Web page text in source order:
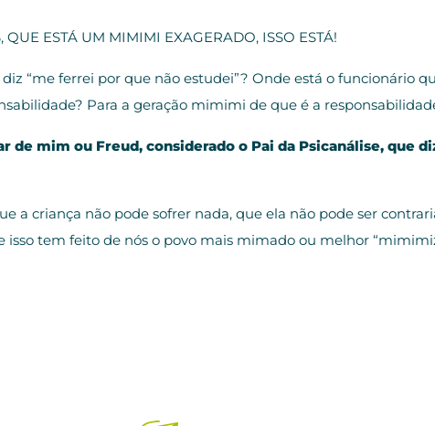
ESTÁ UM MIMIMI EXAGERADO, ISSO ESTÁ!
“me ferrei por que não estudei”? Onde está o funcionário
Para a geração mimimi de que é a
mim ou Freud, considerado o Pai da Psicanálise, que
a criança não pode sofrer nada, que ela não pode ser
isso tem feito de nós o povo mais mimado ou melhor